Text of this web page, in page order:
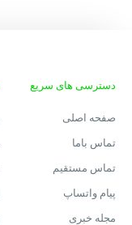
دسترسی های سریع
صفحه اصلی
تماس باما
تماس مستقیم
پیام واتساپ
مجله خبری